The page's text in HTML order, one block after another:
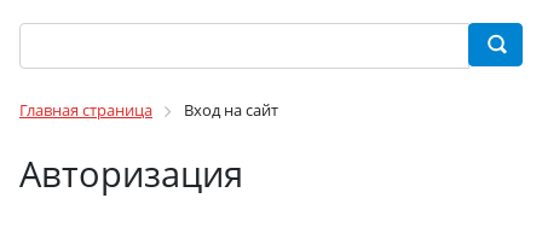
Главная страница Вход на сайт
Авторизация